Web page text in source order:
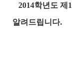
2014학년도 제 1
알려드립니다.